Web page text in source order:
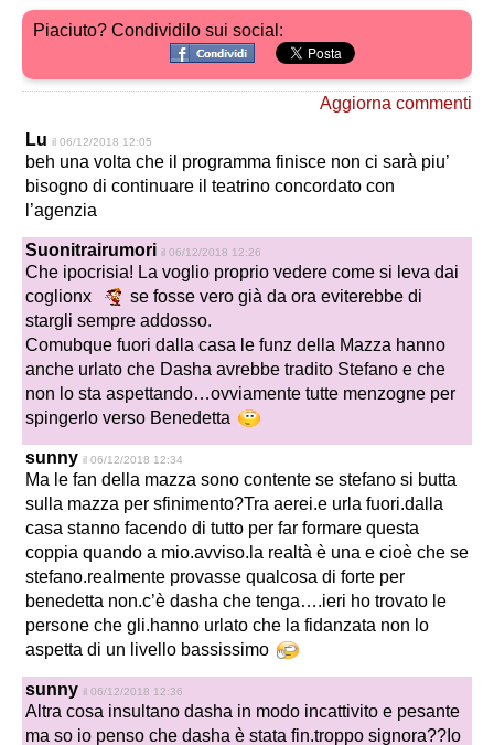
Piaciuto? Condividilo sui social:
Aggiorna commenti
Lu il 06/12/2018 12:05
beh una volta che il programma finisce non ci sarà piu’
bisogno di continuare il teatrino concordato con
l’agenzia
Suonitrairumori il 06/12/2018 12:26
Che ipocrisia! La voglio proprio vedere come si leva dai
coglionx
se fosse vero già da ora eviterebbe di
stargli sempre addosso.
Comubque fuori dalla casa le funz della Mazza hanno
anche urlato che Dasha avrebbe tradito Stefano e che
non lo sta aspettando…ovviamente tutte menzogne per
spingerlo verso Benedetta
sunny il 06/12/2018 12:34
Ma le fan della mazza sono contente se stefano si butta
sulla mazza per sfinimento?Tra aerei.e urla fuori.dalla
casa stanno facendo di tutto per far formare questa
coppia quando a mio.avviso.la realtà è una e cioè che se
stefano.realmente provasse qualcosa di forte per
benedetta non.c’è dasha che tenga….ieri ho trovato le
persone che gli.hanno urlato che la fidanzata non lo
aspetta di un livello bassissimo
sunny il 06/12/2018 12:36
Altra cosa insultano dasha in modo incattivito e pesante
ma so io penso che dasha è stata fin.troppo signora??Io